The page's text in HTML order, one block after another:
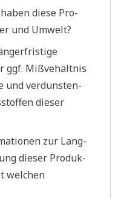
die­se Pro­
und Umwelt?
ggf. Miß­ve­hält­nis
und ver­dun­sten­
die­ser
zur Lang­
die­ser Pro­duk­
wel­chen